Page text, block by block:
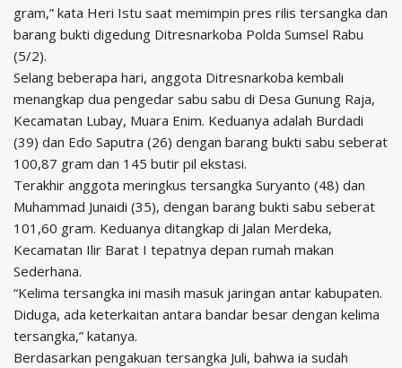
gram,” kata Heri Istu saat memimpin pres rilis tersangka dan
barang bukti digedung Ditresnarkoba Polda Sumsel Rabu
(5/2).
Selang beberapa hari, anggota Ditresnarkoba kembali
menangkap dua pengedar sabu sabu di Desa Gunung Raja,
Kecamatan Lubay, Muara Enim. Keduanya adalah Burdadi
(39) dan Edo Saputra (26) dengan barang bukti sabu seberat
100,87 gram dan 145 butir pil ekstasi.
Terakhir anggota meringkus tersangka Suryanto (48) dan
Muhammad Junaidi (35), dengan barang bukti sabu seberat
101,60 gram. Keduanya ditangkap di Jalan Merdeka,
Kecamatan Ilir Barat I tepatnya depan rumah makan
Sederhana.
“Kelima tersangka ini masih masuk jaringan antar kabupaten.
Diduga, ada keterkaitan antara bandar besar dengan kelima
tersangka,” katanya.
Berdasarkan pengakuan tersangka Juli, bahwa ia sudah